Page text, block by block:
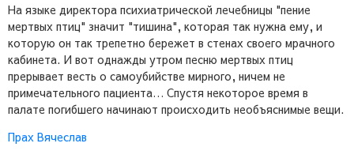
На языке директора психиатрической лечебницы "пение
мертвых птиц" значит "тишина", которая так нужна ему, и
которую он так трепетно бережет в стенах своего мрачного
кабинета. И вот однажды утром песню мертвых птиц
прерывает весть о самоубийстве мирного, ничем не
примечательного пациента… Спустя некоторое время в
палате погибшего начинают происходить необъяснимые вещи.
Прах Вячеслав